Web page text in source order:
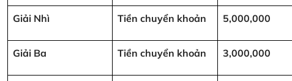
Giải Nhì Tiền chuyển khoản 5,000,000
Giải Ba Tiền chuyển khoản 3,000,000